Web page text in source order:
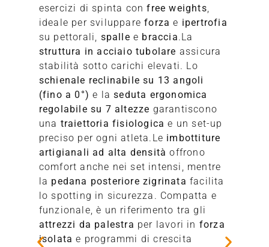
esercizi di spinta confree weights,
ideale per sviluppareforza e ipertrofia
su pettorali, spalle e braccia.La
struttura in acciaio tubolare assicura
stabilità sotto carichi elevati. Lo
schienale reclinabile su 13 angoli
(fino a 0°) e laseduta ergonomica
regolabile su 7 altezze garantiscono
una traiettoria fisiologica e un set-up
preciso per ogni atleta.Le imbottiture
artigianali ad alta densità offrono
comfort anche nei set intensi, mentre
la pedana posteriore zigrinata facilita
lo spotting in sicurezza. Compatta e
funzionale, è un riferimento tra gli
attrezzi da palestra per lavori in forza
isolata e programmi di crescita